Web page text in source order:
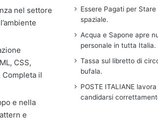
nel settore
CSS,
Completa il
e nella
e
Essere Pagati per
spaziale.
Acqua e Sapone apre
personale in tutta Italia.
Tassa sul libretto di
bufala.
POSTE ITALIANE
candidarsi